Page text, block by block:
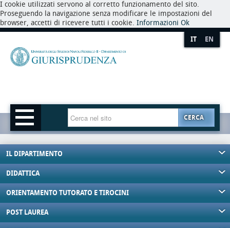
I cookie utilizzati servono al corretto funzionamento del sito.
Proseguendo la navigazione senza modificare le impostazioni del
browser, accetti di ricevere tutti i cookie. Informazioni Ok
IT EN
CERCA
IL DIPARTIMENTO
DIDATTICA
ORIENTAMENTO TUTORATO E TIROCINI
POST LAUREA